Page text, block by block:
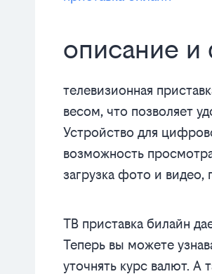
описание и
телевизионная
весом, что позволяет
Устройство для
возможность
загрузка фото и
ТВ приставка билайн
Теперь вы можете
уточнять курс валют. А